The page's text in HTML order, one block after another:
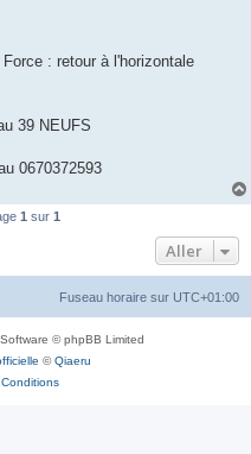
: retour à l'horizontale
39 NEUFS
0670372593
1 sur 1
Aller
Fuseau horaire sur UTC+01:00
© phpBB Limited
©Qiaeru
Conditions